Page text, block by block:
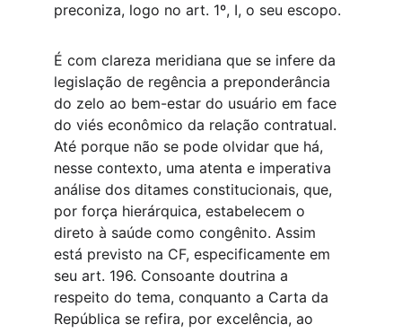
preconiza, logo no art. 1º, I, o seu escopo.
É com clareza meridiana que se infere da
legislação de regência a preponderância
do zelo ao bem-estar do usuário em face
do viés econômico da relação contratual.
Até porque não se pode olvidar que há,
nesse contexto, uma atenta e imperativa
análise dos ditames constitucionais, que,
por força hierárquica, estabelecem o
direto à saúde como congênito. Assim
está previsto na CF, especificamente em
seu art. 196. Consoante doutrina a
respeito do tema, conquanto a Carta da
República se refira, por excelência, ao